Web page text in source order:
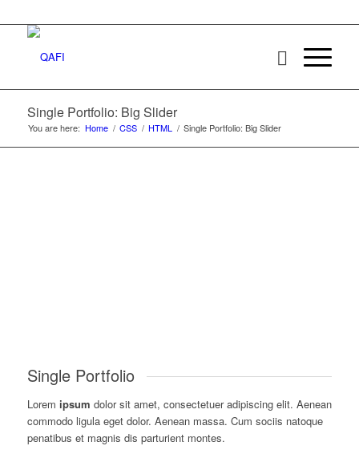
Single Portfolio: Big Slider
You are here: Home / CSS / HTML / Single Portfolio: Big Slider
Single Portfolio
Lorem ipsum dolor sit amet, consectetuer adipiscing elit. Aenean
commodo ligula eget dolor. Aenean massa. Cum sociis natoque
penatibus et magnis dis parturient montes.